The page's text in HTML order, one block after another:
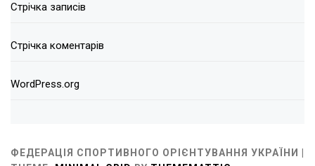
Стрічка записів
Стрічка коментарів
WordPress.org
ФЕДЕРАЦІЯ СПОРТИВНОГО ОРІЄНТУВАННЯ УКРАЇНИ |